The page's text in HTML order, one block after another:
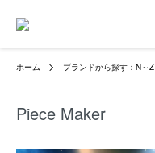
ホーム ブランドから探す：N～Z
Piece Maker